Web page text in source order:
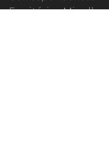
Escritórios Migalhas